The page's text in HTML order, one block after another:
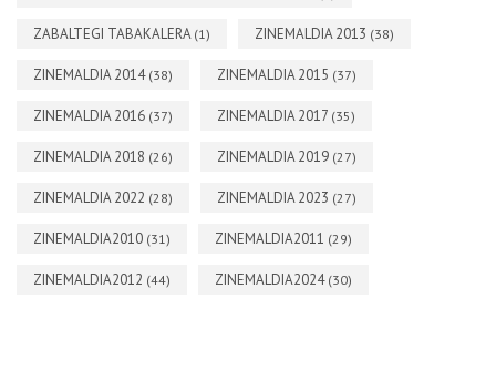
ZABALTEGI TABAKALERA (1) ZINEMALDIA 2013 (38)
ZINEMALDIA 2014 (38) ZINEMALDIA 2015 (37)
ZINEMALDIA 2016 (37) ZINEMALDIA 2017 (35)
ZINEMALDIA 2018 (26) ZINEMALDIA 2019 (27)
ZINEMALDIA 2022 (28) ZINEMALDIA 2023 (27)
ZINEMALDIA2010 (31) ZINEMALDIA2011 (29)
ZINEMALDIA2012 (44) ZINEMALDIA2024 (30)